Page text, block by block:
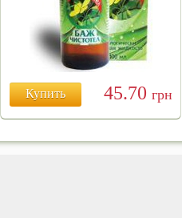
Купить 45.70 грн